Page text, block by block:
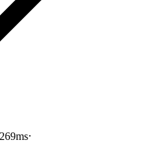
269ms⋅